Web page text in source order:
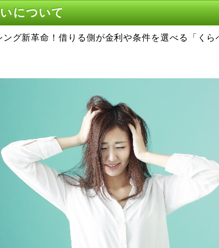
について
ング新革命！借りる側が金利や条件を選べる「くら